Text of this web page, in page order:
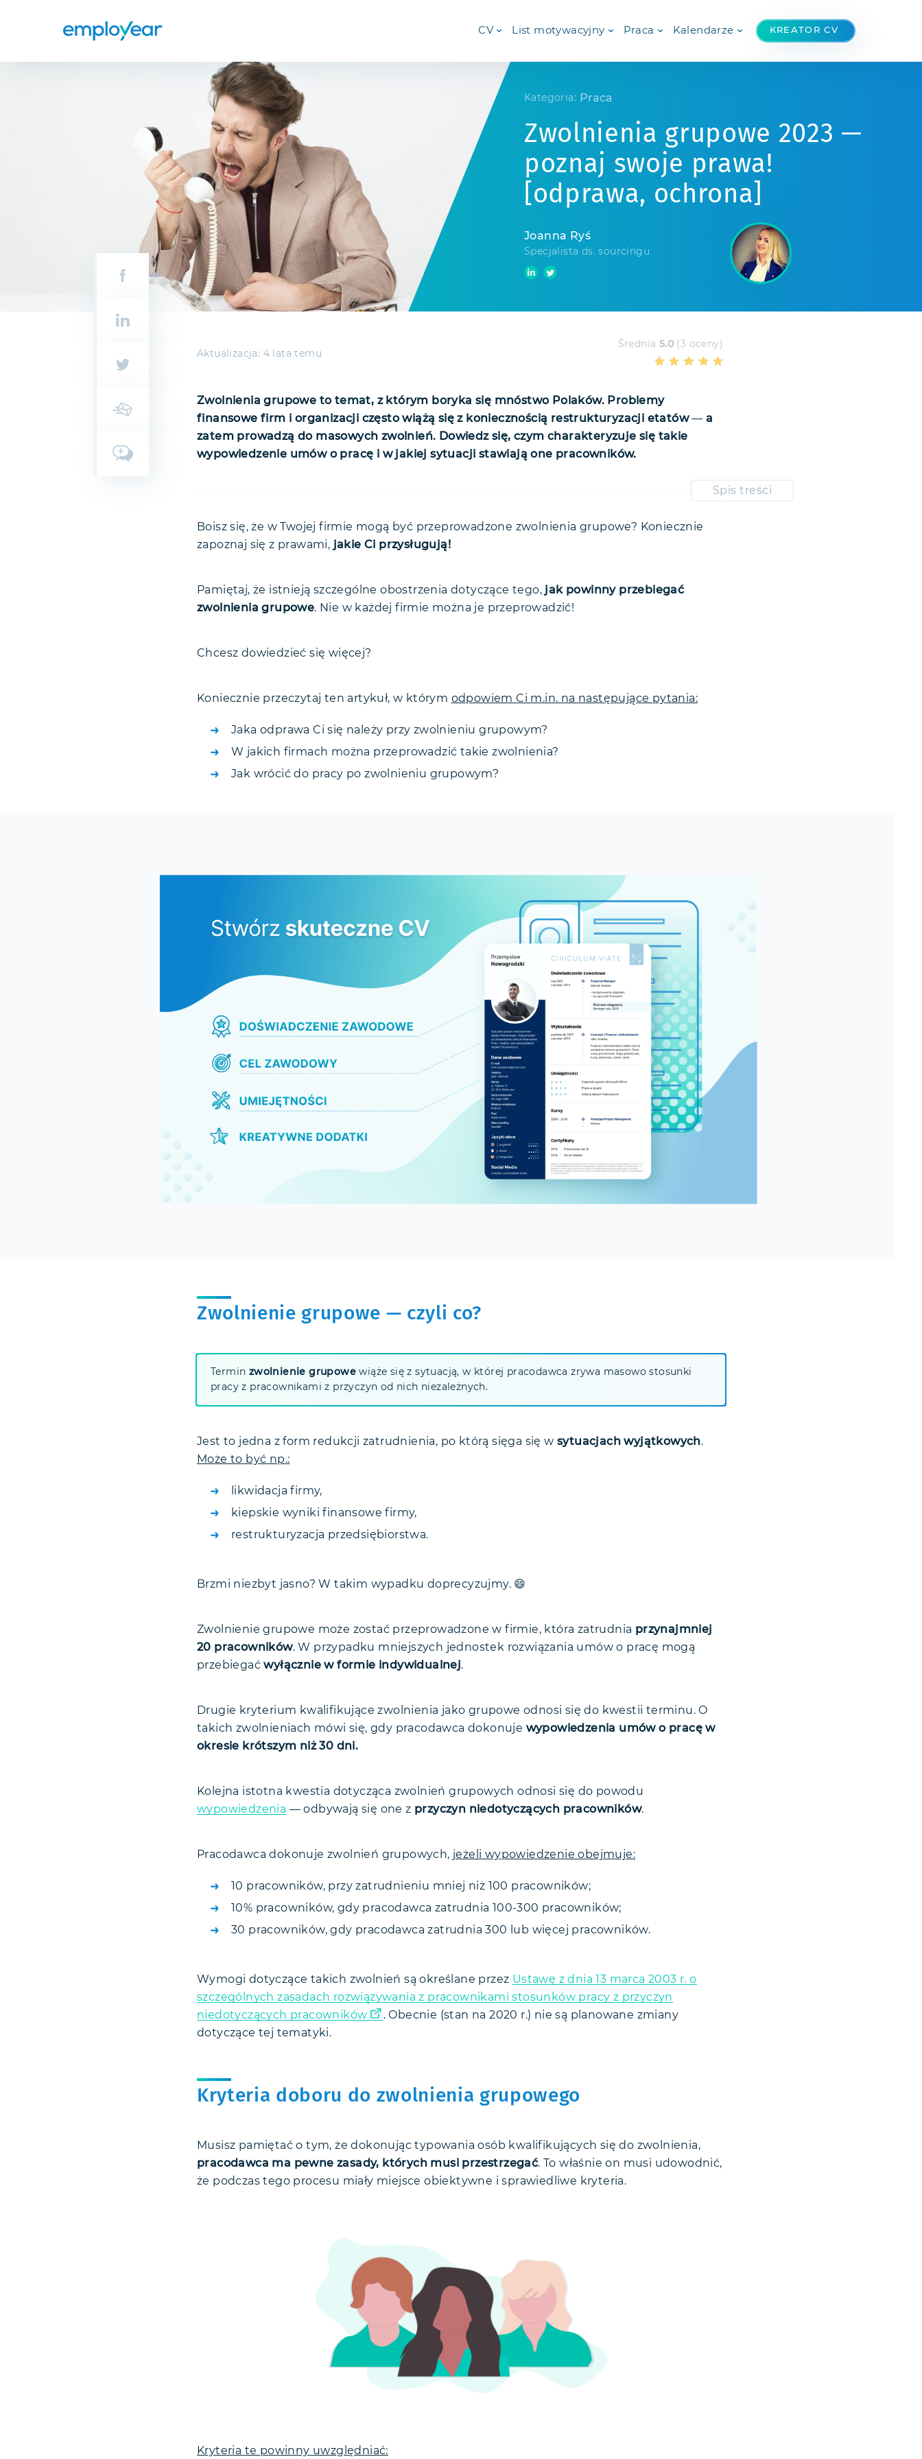
CV List motywacyjny Praca Kalendarze KREATOR CV
Kategoria: Praca
Zwolnienia grupowe 2023 —
poznaj swoje prawa!
[odprawa, ochrona]
Joanna Ryś
Specjalista ds. sourcingu
Aktualizacja: 4 lata temu
Średnia 5.0 (3 oceny)
Zwolnienia grupowe to temat, z którym boryka się mnóstwo Polaków. Problemy
finansowe firm i organizacji często wiążą się z koniecznością restrukturyzacji etatów— a
zatem prowadzą do masowych zwolnień. Dowiedz się, czym charakteryzuje się takie
wypowiedzenie umów o pracę i w jakiej sytuacji stawiają one pracowników.
Spis treści
Kryteria doboru do zwolnienia grupowego
Rola związków zawodowych
Termin rozwiązania umowy
Wynagrodzenie i odprawa a zwolnienia grupowe
Pracownicy pod szczególną ochroną
Jeżeli nie zwolnienia grupowe to co?
Boisz się, że w Twojej firmie mogą być przeprowadzone zwolnienia grupowe? Koniecznie
zapoznaj się z prawami, jakie Ci przysługują!
Pamiętaj, że istnieją szczególne obostrzenia dotyczące tego, jak powinny przebiegać
zwolnienia grupowe. Nie w każdej firmie można je przeprowadzić!
Chcesz dowiedzieć się więcej?
Koniecznie przeczytaj ten artykuł, w którym odpowiem Ci m.in. na następujące pytania:
Jaka odprawa Ci się należy przy zwolnieniu grupowym?
W jakich firmach można przeprowadzić takie zwolnienia?
Jak wrócić do pracy po zwolnieniu grupowym?
Zwolnienie grupowe — czyli co?
Termin zwolnienie grupowe wiąże się z sytuacją, w której pracodawca zrywa masowo stosunki
pracy z pracownikami z przyczyn od nich niezależnych.
Jest to jedna z form redukcji zatrudnienia, po którą sięga się w sytuacjach wyjątkowych.
Może to być np.:
likwidacja firmy,
kiepskie wyniki finansowe firmy,
restrukturyzacja przedsiębiorstwa.
Brzmi niezbyt jasno? W takim wypadku doprecyzujmy. 😄
Zwolnienie grupowe może zostać przeprowadzone w firmie, która zatrudnia przynajmniej
20 pracowników. W przypadku mniejszych jednostek rozwiązania umów o pracę mogą
przebiegaćwyłącznie w formie indywidualnej.
Drugie kryterium kwalifikujące zwolnienia jako grupowe odnosi się do kwestii terminu. O
takich zwolnieniach mówi się, gdy pracodawca dokonuje wypowiedzenia umów o pracę w
okresie krótszym niż 30 dni.
Kolejna istotna kwestia dotycząca zwolnień grupowych odnosi się do powodu
wypowiedzenia — odbywają się one z przyczyn niedotyczących pracowników.
Pracodawca dokonuje zwolnień grupowych, jeżeli wypowiedzenie obejmuje:
10 pracowników, przy zatrudnieniu mniej niż 100 pracowników;
10% pracowników, gdy pracodawca zatrudnia 100-300 pracowników;
30 pracowników, gdy pracodawca zatrudnia 300 lub więcej pracowników.
Wymogi dotyczące takich zwolnień są określane przez Ustawę z dnia 13 marca 2003 r. o
szczególnych zasadach rozwiązywania z pracownikami stosunków pracy z przyczyn
niedotyczących pracowników
. Obecnie (stan na 2020 r.) nie są planowane zmiany
dotyczące tej tematyki.
Kryteria doboru do zwolnienia grupowego
Musisz pamiętać o tym, że dokonując typowania osób kwalifikujących się do zwolnienia,
pracodawca ma pewne zasady, których musi przestrzegać. To właśnie on musi udowodnić,
że podczas tego procesu miały miejsce obiektywne i sprawiedliwe kryteria.
Kryteria te powinny uwzględniać: